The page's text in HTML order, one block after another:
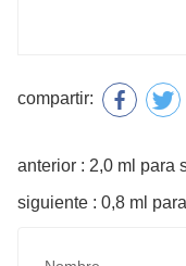
compartir:
anterior : 2,0 ml para